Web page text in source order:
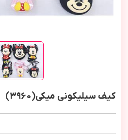
کیف سیلیکونی میکی(3960)